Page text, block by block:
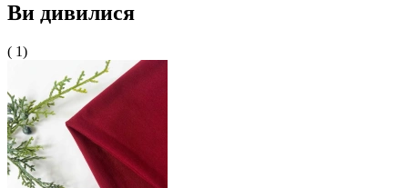
Ви дивилися
( 1)